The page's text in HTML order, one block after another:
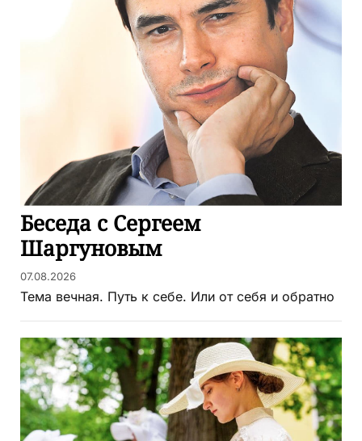
Беседа с Сергеем
Шаргуновым
07.08.2026
Тема вечная. Путь к себе. Или от себя и обратно